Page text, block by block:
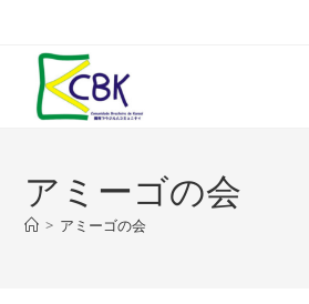
アミーゴの会
> アミーゴの会